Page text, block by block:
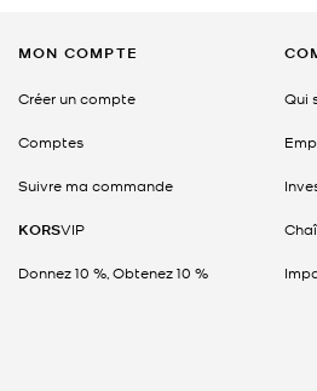
MON COMPTE
Créer un compte
Comptes
Suivre ma commande
KORSVIP
Donnez 10 %, Obtenez 10 %
Qui